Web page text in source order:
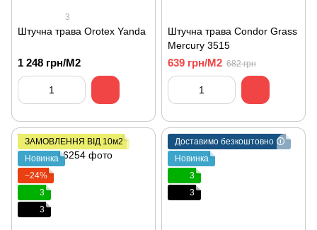
3
Штучна трава Orotex Yanda
1 248 грн/М2
Штучна трава Condor Grass
Mercury 3515
639 грн/М2 682 грн
ЗАМОВЛЕННЯ ВІД 10м2
Новинка
−24%
3
3
Доставимо безкоштовно 🛈
Новинка
3
3